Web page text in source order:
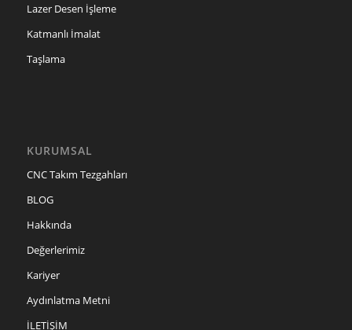
Lazer Desen İşleme
Katmanlı İmalat
Taşlama
KURUMSAL
CNC Takım Tezgahları
BLOG
Hakkında
Değerlerimiz
Kariyer
Aydınlatma Metni
İLETİŞİM